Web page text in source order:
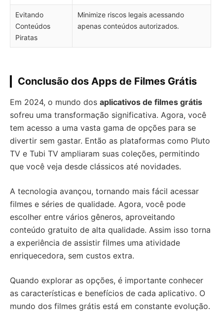
Evitando
Conteúdos
Piratas
Minimize riscos legais acessando
apenas conteúdos autorizados.
Conclusão dos Apps de Filmes Grátis
Em 2024, o mundo dos aplicativos de filmes grátis
sofreu uma transformação significativa. Agora, você
tem acesso a uma vasta gama de opções para se
divertir sem gastar. Então as plataformas como Pluto
TV e Tubi TV ampliaram suas coleções, permitindo
que você veja desde clássicos até novidades.
A tecnologia avançou, tornando mais fácil acessar
filmes e séries de qualidade. Agora, você pode
escolher entre vários gêneros, aproveitando
conteúdo gratuito de alta qualidade. Assim isso torna
a experiência de assistir filmes uma atividade
enriquecedora, sem custos extra.
Quando explorar as opções, é importante conhecer
as características e benefícios de cada aplicativo. O
mundo dos filmes grátis está em constante evolução.